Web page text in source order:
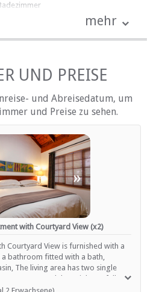
(drahtlos)
/ Balkon
Net)
AUF DEM GELÄNDE
Altersgruppen)
mehr
UND PREISE
und Abreisedatum, um
und Preise zu sehen.
»
with Courtyard View (x2)
Courtyard View is furnished with a
a bathroom fitted with a bath,
The living area has two single
entrance and the unit has a fully
and tea station, sitting/dining